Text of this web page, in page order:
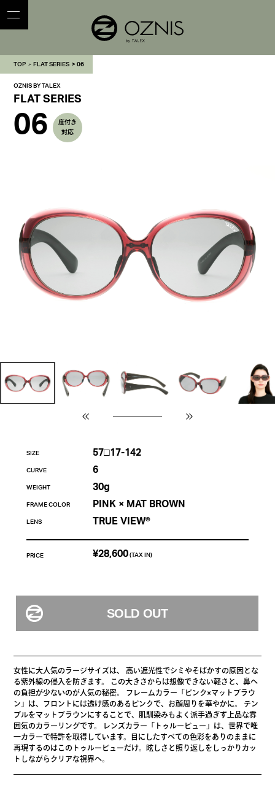
TOP FLAT SERIES 06
OZNIS BY TALEX
FLAT SERIES
06
度付き
対応
SIZE 57□17-142
CURVE 6
WEIGHT 30g
FRAME COLOR PINK × MAT BROWN
LENS TRUE VIEW®
PRICE ¥28,600 (TAX IN)
女性に大人気のラージサイズは、 高い遮光性でシミやそばかすの原因とな
る紫外線の侵入を防ぎます。 この大きさからは想像できない軽さと、鼻へ
の負担が少ないのが人気の秘密。 フレームカラー「ピンク×マットブラウ
ン」は、フロントには透け感のあるピンクで、お顔周りを華やかに。 テン
プルをマットブラウンにすることで、肌馴染みもよく派手過ぎず上品な雰
囲気のカラーリングです。 レンズカラー「トゥルービュー」は、世界で唯
一カラーで特許を取得しています。目にしたすべての色彩をありのままに
再現するのはこのトゥルービューだけ。眩しさと照り返しをしっかりカッ
トしながらクリアな視界へ。